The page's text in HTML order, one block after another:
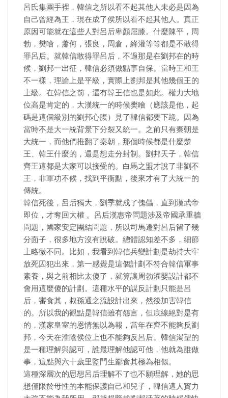
呂氏集團手裡，韓信之所以看不起其他人未必是因為
自己曾經為王，現在成了侯所以看不起其他人。真正
原因可能就在這些人對呂后卑顏屈膝。什麼陳平，周
勃，樊噲，蕭何，張良，周倉，絳灌等等都是不敢得
罪呂后。就韓信敢得罪呂后，不過那是在劉邦在的時
候，劉邦一出征，韓信必須做點事自保。當時王和王
不一樣，理論上是平級，實際上劉邦是其他幾個王的
上級。在韓信之前，還有韓王信也是如此。權力大地
位高是肯定的，大漢統一的時候樊噲（應該是他，起
碼是這個級別的劉邦心腹）見了韓信都要下跪。因為
當時不是大一統背景下分裂又統一。之前只有秦朝是
大統一，而他們推翻了秦朝，那個時候都是什麼楚
王、韓王什麼的，還是想走分封制。劉邦天子，韓信
齊王這都是大家可以接受的。白馬之盟才說了非劉不
王，非軍功不候，找到平衡點，後來才有了大統一的
傳統。
韓信死後，呂后獨大，劉季就成了傀儡，直到漢武帝
即位，才奪回大權 。呂后漢惠帝問題涉及帝國承重牆
問題，國家安定團結問題，所以司馬遷對呂后留了幾
分面子，很多地方沒有說破。總體認知差不多，細節
上略微不同。比如，我看到韓信兵變計劃是劫持大牢
放死囚犯出來，第一感覺是這個計劃不符合韓信軍事
素養，與之前相比太傻了，就算讓周勃灌嬰設計都不
會用這麼傻的計劃。這種水平的謀反計劃只能是呂
后，審食其，叔孫通之流設計出來，然後加害韓信
的。所以我的觀點是韓信雖有怨言，但底線絕對是有
的，漢家皇室的恩情無以為報，當年在齊不能夠反劉
邦，今天在淮陰侯位上也不能夠反呂后。韓信渴望的
是一種理解與認可，誰最理解他認可他，他就為誰做
事，這點與六十歲里監門生酈食其極為相似。
這種深層次的思想呂后理解不了也不願理解，她的思
想僅限於母性的本能保護自己和兒子，韓信這人實力